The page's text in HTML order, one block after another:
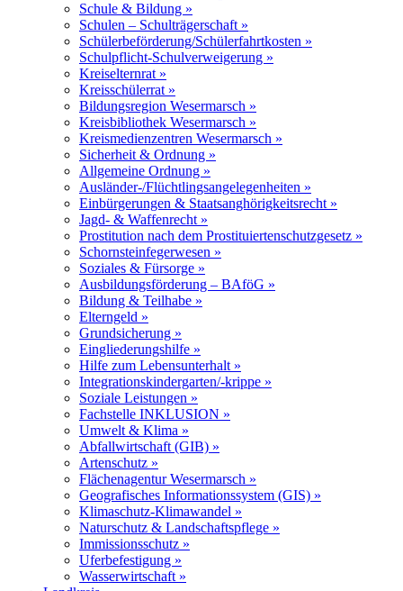
Schule & Bildung »
Schulen – Schulträgerschaft »
Schülerbeförderung/Schülerfahrtkosten »
Schulpflicht-Schulverweigerung »
Kreiselternrat »
Kreisschülerrat »
Bildungsregion Wesermarsch »
Kreisbibliothek Wesermarsch »
Kreismedienzentren Wesermarsch »
Sicherheit & Ordnung »
Allgemeine Ordnung »
Ausländer-/Flüchtlingsangelegenheiten »
Einbürgerungen & Staatsanghörigkeitsrecht »
Jagd- & Waffenrecht »
Prostitution nach dem Prostituiertenschutzgesetz »
Schornsteinfegerwesen »
Soziales & Fürsorge »
Ausbildungsförderung – BAföG »
Bildung & Teilhabe »
Elterngeld »
Grundsicherung »
Eingliederungshilfe »
Hilfe zum Lebensunterhalt »
Integrationskindergarten/-krippe »
Soziale Leistungen »
Fachstelle INKLUSION »
Umwelt & Klima »
Abfallwirtschaft (GIB) »
Artenschutz »
Flächenagentur Wesermarsch »
Geografisches Informationssystem (GIS) »
Klimaschutz-Klimawandel »
Naturschutz & Landschaftspflege »
Immissionsschutz »
Uferbefestigung »
Wasserwirtschaft »